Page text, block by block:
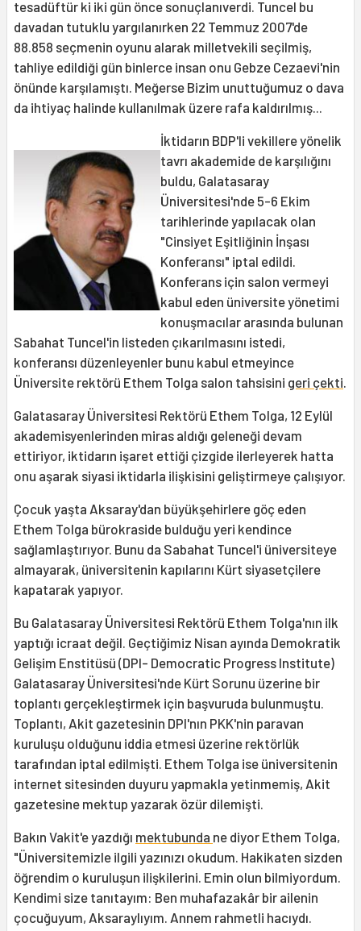
tesadüftür ki iki gün önce sonuçlanıverdi. Tuncel bu
davadan tutuklu yargılanırken 22 Temmuz 2007'de
88.858 seçmenin oyunu alarak milletvekili seçilmiş,
tahliye edildiği gün binlerce insan onu Gebze Cezaevi'nin
önünde karşılamıştı. Meğerse Bizim unuttuğumuz o dava
da ihtiyaç halinde kullanılmak üzere rafa kaldırılmış...
İktidarın BDP'li vekillere yönelik
tavrı akademide de karşılığını
buldu, Galatasaray
Üniversitesi'nde 5-6 Ekim
tarihlerinde yapılacak olan
"Cinsiyet Eşitliğinin İnşası
Konferansı" iptal edildi.
Konferans için salon vermeyi
kabul eden üniversite yönetimi
konuşmacılar arasında bulunan
Sabahat Tuncel'in listeden çıkarılmasını istedi,
konferansı düzenleyenler bunu kabul etmeyince
Üniversite rektörü Ethem Tolga salon tahsisini geri çekti
Galatasaray Üniversitesi Rektörü Ethem Tolga, 12 Eylül
akademisyenlerinden miras aldığı geleneği devam
ettiriyor, iktidarın işaret ettiği çizgide ilerleyerek hatta
onu aşarak siyasi iktidarla ilişkisini geliştirmeye çalışıyor.
Çocuk yaşta Aksaray'dan büyükşehirlere göç eden
Ethem Tolga bürokraside bulduğu yeri kendince
sağlamlaştırıyor. Bunu da Sabahat Tuncel'i üniversiteye
almayarak, üniversitenin kapılarını Kürt siyasetçilere
kapatarak yapıyor.
Bu Galatasaray Üniversitesi Rektörü Ethem Tolga'nın ilk
yaptığı icraat değil. Geçtiğimiz Nisan ayında Demokratik
Gelişim Enstitüsü (DPI- Democratic Progress Institute)
Galatasaray Üniversitesi'nde Kürt Sorunu üzerine bir
toplantı gerçekleştirmek için başvuruda bulunmuştu.
Toplantı, Akit gazetesinin DPI'nın PKK'nin paravan
kuruluşu olduğunu iddia etmesi üzerine rektörlük
tarafından iptal edilmişti. Ethem Tolga ise üniversitenin
internet sitesinden duyuru yapmakla yetinmemiş, Akit
gazetesine mektup yazarak özür dilemişti.
Bakın Vakit'e yazdığı mektubunda ne diyor Ethem Tolga,
"Üniversitemizle ilgili yazınızı okudum. Hakikaten sizden
öğrendim o kuruluşun ilişkilerini. Emin olun bilmiyordum.
Kendimi size tanıtayım: Ben muhafazakâr bir ailenin
çocuğuyum, Aksaraylıyım. Annem rahmetli hacıydı.